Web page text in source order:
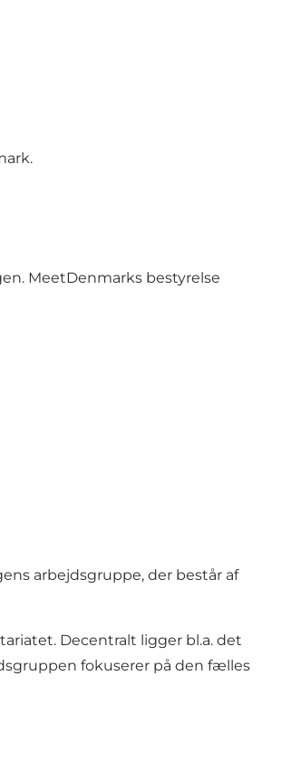
MeetDenmarks bestyrelse
arbejdsgruppe, der består af
Decentralt ligger bl.a. det
fokuserer på den fælles